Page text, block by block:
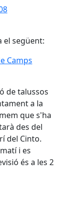
el següent:
Camps
de talussos
a la
que s'ha
des del
del Cinto.
i es
és a les 2